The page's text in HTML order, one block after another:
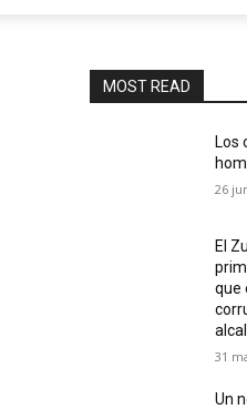
MOST READ
Los
26
El
que
31
Un